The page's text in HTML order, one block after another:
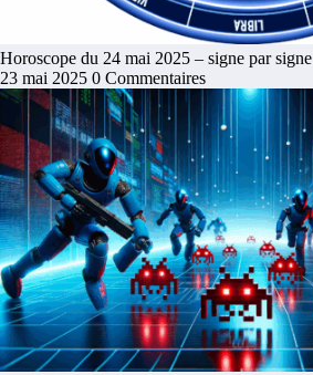
Horoscope du 24 mai 2025 – signe par signe
23 mai 2025 0 Commentaires